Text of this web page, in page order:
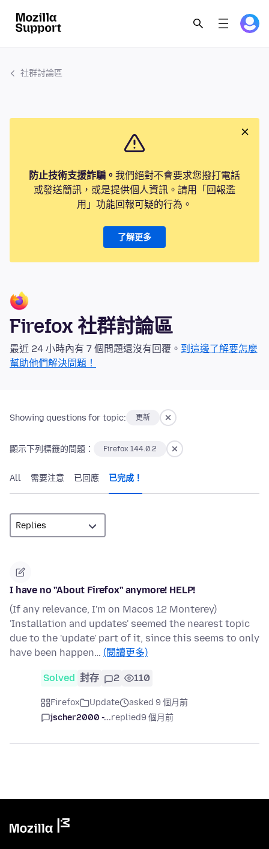
社群討論區
防止技術支援詐騙。 我們絕對不會要求您撥打電話
或發送簡訊，或是提供個人資訊。請用「回報濫
用」功能回報可疑的行為。
了解更多
Firefox 社群討論區
最近 24 小時內有 7 個問題還沒有回覆。 到這邊了解要怎麼
幫助他們解決問題！
Showing questions for topic: 更新
顯示下列標籤的問題： Firefox 144.0.2
All 需要注意 已回應 已完成！
I have no ''About Firefox'' anymore! HELP!
(If any relevance, I'm on Macos 12 Monterey)
'Installation and updates' seemed the nearest topic
due to the 'update' part of it, since this seems to only
have been happen… (閱讀更多)
Solved 封存 2 110
Firefox Update
asked 9 個月前
jscher2000 -...replied9 個月前